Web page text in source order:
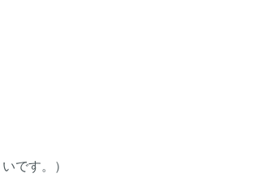
です。）